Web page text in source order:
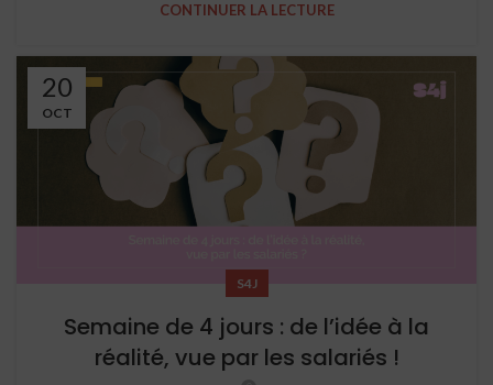
CONTINUER LA LECTURE
20
OCT
S4J
Semaine de 4 jours : de l’idée à la
réalité, vue par les salariés !